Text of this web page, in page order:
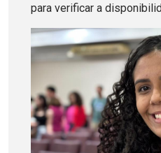
para verificar a